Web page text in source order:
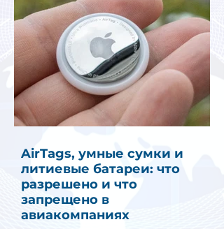
AirTags, умные сумки и
литиевые батареи: что
разрешено и что
запрещено в
авиакомпаниях